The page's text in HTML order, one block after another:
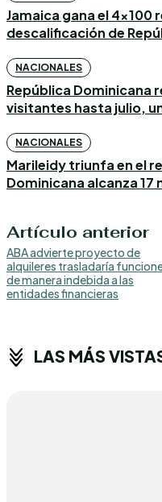
Jamaica gana el 4×100
descalificación de
NACIONALES
República Dominicana
visitantes hasta julio,
NACIONALES
Marileidy triunfa en el
Dominicana alcanza 17
Artículo anterior
ABA advierte proyecto de
alquileres trasladaría
de manera indebida a las
entidades financieras
LAS MÁS